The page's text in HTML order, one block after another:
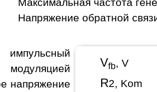
Напряжение обратной
Vfb, V
R2, Kom
модуляцией
напряжение